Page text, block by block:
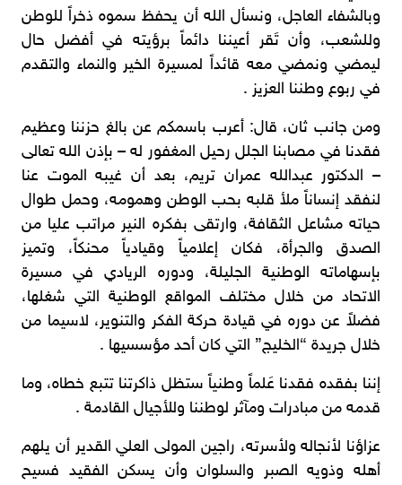
وبالشفاء العاجل، ونسأل الله أن يحفظ سموه ذخراً للوطن
وللشعب، وأن تَقر أعيننا دائماً برؤيته في أفضل حال
ليمضي ونمضي معه قائداً لمسيرة الخير والنماء والتقدم
في ربوع وطننا العزيز .
ومن جانب ثان، قال: أعرب باسمكم عن بالغ حزننا وعظيم
فقدنا في مصابنا الجلل رحيل المغفور له – بإذن الله تعالى
– الدكتور عبدالله عمران تريم، بعد أن غيبه الموت عنا
لنفقد إنساناً ملأ قلبه بحب الوطن وهمومه، وحمل طوال
حياته مشاعل الثقافة، وارتقى بفكره النير مراتب عليا من
الصدق والجرأة، فكان إعلامياً وقيادياً محنكاً، وتميز
بإسهاماته الوطنية الجليلة، ودوره الريادي في مسيرة
الاتحاد من خلال مختلف المواقع الوطنية التي شغلها،
فضلاً عن دوره في قيادة حركة الفكر والتنوير، لاسيما من
خلال جريدة “الخليج” التي كان أحد مؤسسيها .
إننا بفقده فقدنا عَلماً وطنياً ستظل ذاكرتنا تتبع خطاه، وما
قدمه من مبادرات ومآثر لوطننا وللأجيال القادمة .
عزاؤنا لأنجاله ولأسرته، راجين المولى العلي القدير أن يلهم
أهله وذويه الصبر والسلوان وأن يسكن الفقيد فسيح